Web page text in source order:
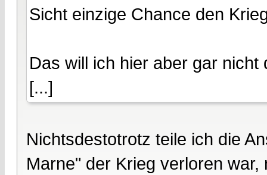
Sicht einzige Chance den
Das will ich hier aber gar nicht
[...]
Nichtsdestotrotz teile ich die
Marne" der Krieg verloren war,